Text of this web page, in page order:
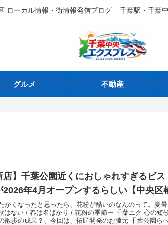
ローカル情報・街情報発信ブログ – 千葉駅・千葉
グルメ 不動産
店】千葉公園近くにおしゃれすぎるビス
2026年4月オープンするらしい【中央区
かくなったと思ったら、花粉が酷いのなんのって。夏
はない / 春は名ばかり / 花粉の季節ー 千葉エク 心の短
散歩の成果？、今回は、拓匠開発のお膝元 千葉公園ら